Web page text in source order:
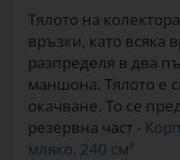
Тялото на
връзки, като всяка
разпределя в два
маншона. Тялото е
окачване. То се
резервна част -
мляко, 240 см³